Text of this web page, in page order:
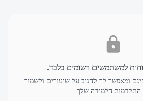
למשתמשים רשומים בלבד.
ומאפשר לך להגיב על שיעורים ולשמור
הלמידה שלך.